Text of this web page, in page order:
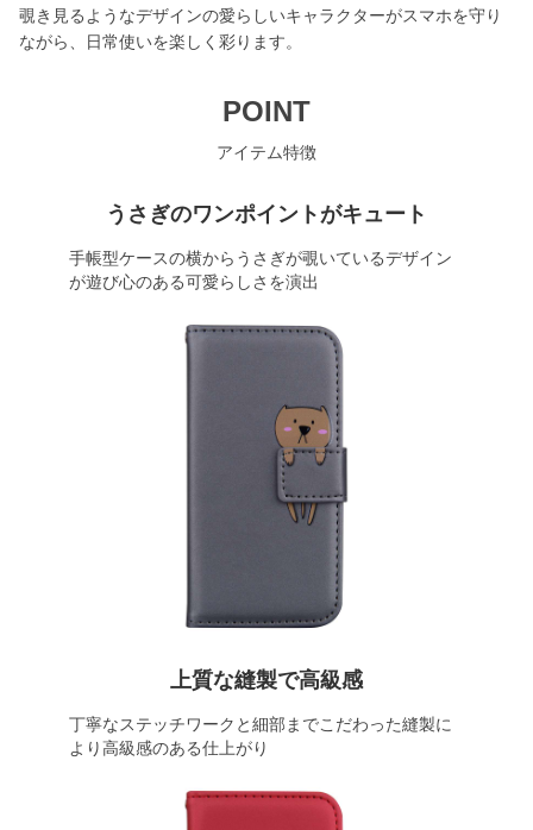
覗き見るようなデザインの愛らしいキャラクターがスマホを守り
ながら、日常使いを楽しく彩ります。
POINT
アイテム特徴
うさぎのワンポイントがキュート
手帳型ケースの横からうさぎが覗いているデザイン
が遊び心のある可愛らしさを演出
上質な縫製で高級感
丁寧なステッチワークと細部までこだわった縫製に
より高級感のある仕上がり